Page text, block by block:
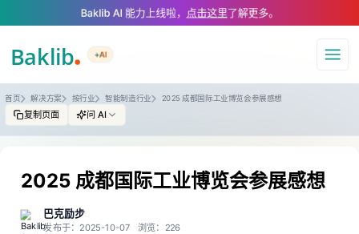
A Markdown version of this page is available at https://
Baklib AI 能力上线啦， 点击这里了解更多。
+AI
导航
首页 解决方案 按行业 智能制造行业 2025 成都国际工业博览会参展感想
复制页面 问 AI
2025 成都国际工业博览会参展感想
巴克励步
发布于：2025-10-07 浏览：226